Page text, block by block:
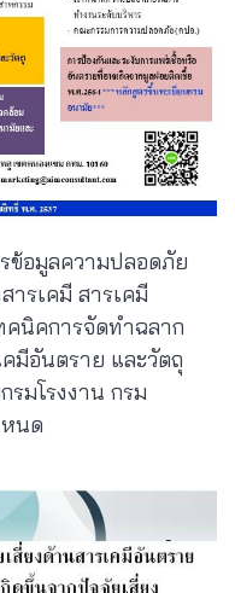
ข้อมูลความปลอดภัย
ารเคมี สารเคมี
คนิคการจัดทำฉลาก
มีอันตราย และวัตถุ
มโรงงาน กรม
หนด